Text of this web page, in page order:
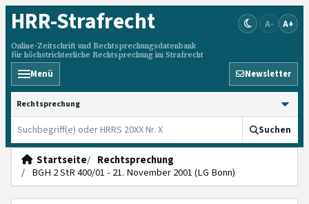
HRR-Strafrecht
Online-Zeitschrift und Rechtsprechungsdatenbank
für höchstrichterliche Rechtsprechung im Strafrecht
A- A+
Menü Newsletter
HRRS durchsuchen
Suchen
Startseite
Rechtsprechung
BGH 2 StR 400/01 - 21. November 2001 (LG Bonn)